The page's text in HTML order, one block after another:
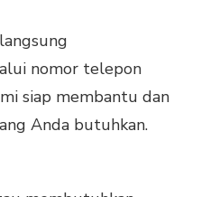
nomor telepon
siap membantu dan
Anda butuhkan.